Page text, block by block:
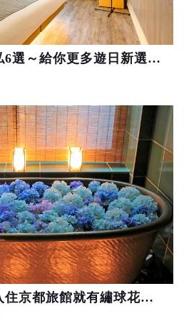
日本連鎖飯店不藏私6選～給你更多遊日新選擇！
史上最浪漫泡澡！入住京都旅館就有繡球花浴池等著你！